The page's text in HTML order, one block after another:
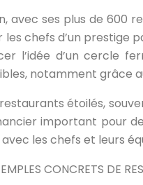
avec ses plus de
chefs d’un prestige
l’idée d’un cercle
notamment grâce
étoilés,
important pour
les chefs et leurs
CONCRETS DE